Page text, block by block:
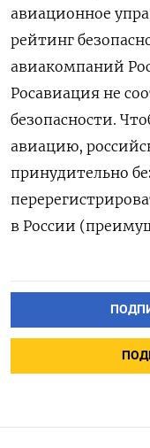
авиационное
рейтинг
авиакомпаний
Росавиация не
безопасности.
авиацию,
принудительно
в России